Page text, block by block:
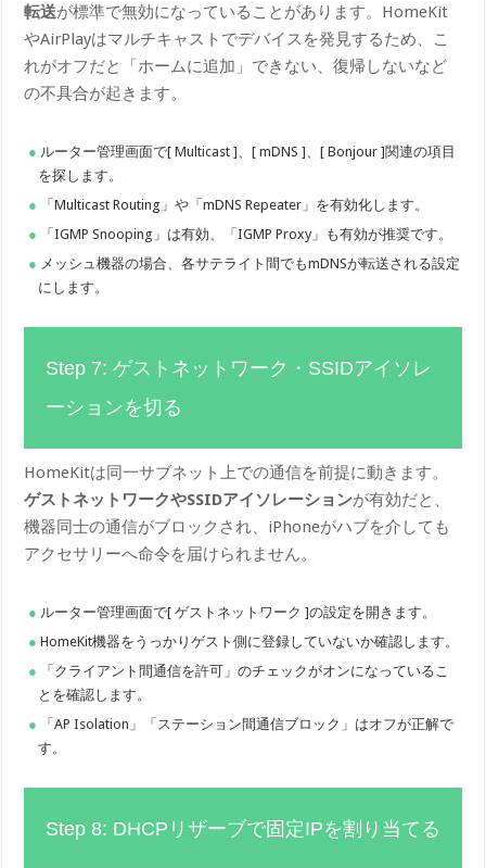
転送が標準で無効になっていることがあります。HomeKit
やAirPlayはマルチキャストでデバイスを発見するため、こ
れがオフだと「ホームに追加」できない、復帰しないなど
の不具合が起きます。
ルーター管理画面で[ Multicast ]、[ mDNS ]、[ Bonjour ]関連の項目
を探します。
「Multicast Routing」や「mDNS Repeater」を有効化します。
「IGMP Snooping」は有効、「IGMP Proxy」も有効が推奨です。
メッシュ機器の場合、各サテライト間でもmDNSが転送される設定
にします。
Step 7: ゲストネットワーク・SSIDアイソレ
ーションを切る
HomeKitは同一サブネット上での通信を前提に動きます。
ゲストネットワークやSSIDアイソレーションが有効だと、
機器同士の通信がブロックされ、iPhoneがハブを介しても
アクセサリーへ命令を届けられません。
ルーター管理画面で[ ゲストネットワーク ]の設定を開きます。
HomeKit機器をうっかりゲスト側に登録していないか確認します。
「クライアント間通信を許可」のチェックがオンになっているこ
とを確認します。
「AP Isolation」「ステーション間通信ブロック」はオフが正解で
す。
Step 8: DHCPリザーブで固定IPを割り当てる